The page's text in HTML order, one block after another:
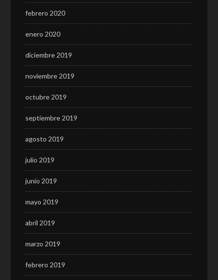
febrero 2020
enero 2020
diciembre 2019
noviembre 2019
octubre 2019
septiembre 2019
agosto 2019
julio 2019
junio 2019
mayo 2019
abril 2019
marzo 2019
febrero 2019